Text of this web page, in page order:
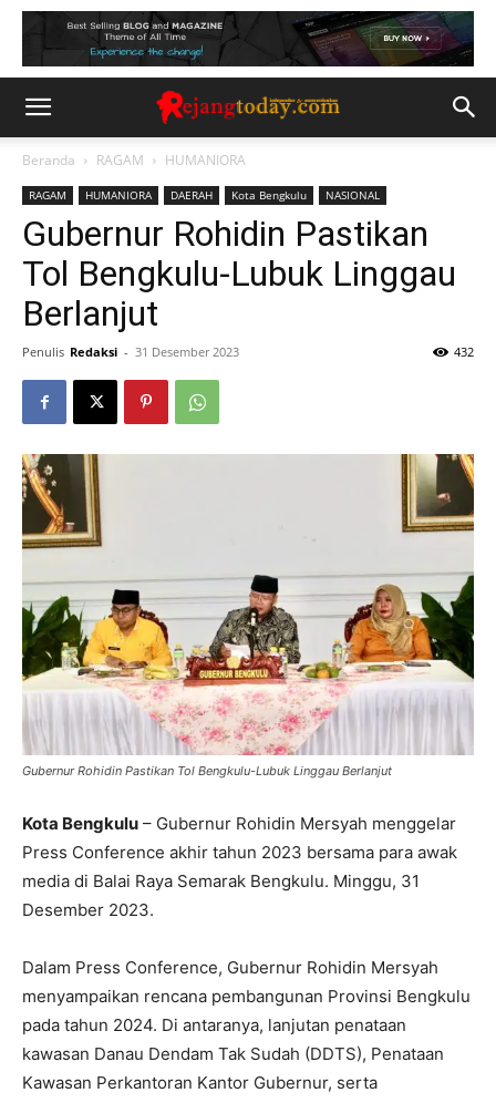
Beranda RAGAM HUMANIORA
RAGAM HUMANIORA DAERAH Kota Bengkulu NASIONAL
Gubernur Rohidin Pastikan
Tol Bengkulu-Lubuk Linggau
Berlanjut
Penulis Redaksi - 31 Desember 2023 432
Gubernur Rohidin Pastikan Tol Bengkulu-Lubuk Linggau Berlanjut
Kota Bengkulu – Gubernur Rohidin Mersyah menggelar
Press Conference akhir tahun 2023 bersama para awak
media di Balai Raya Semarak Bengkulu. Minggu, 31
Desember 2023.
Dalam Press Conference, Gubernur Rohidin Mersyah
menyampaikan rencana pembangunan Provinsi Bengkulu
pada tahun 2024. Di antaranya, lanjutan penataan
kawasan Danau Dendam Tak Sudah (DDTS), Penataan
Kawasan Perkantoran Kantor Gubernur, serta